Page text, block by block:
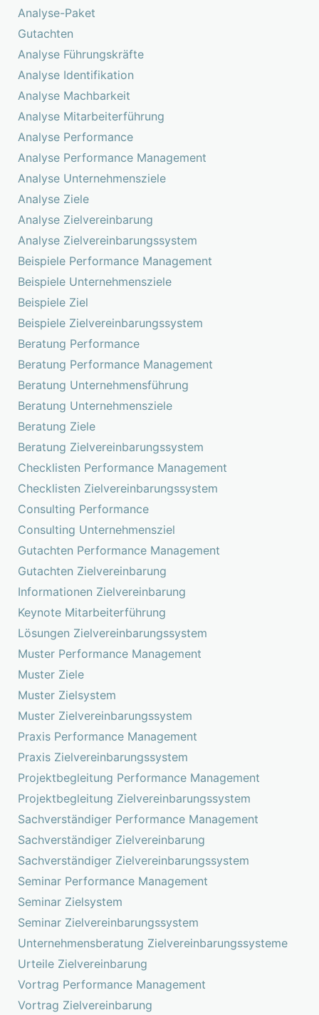
Analyse-Paket
Gutachten
Analyse Führungskräfte
Analyse Identifikation
Analyse Machbarkeit
Analyse Mitarbeiterführung
Analyse Performance
Analyse Performance Management
Analyse Unternehmensziele
Analyse Ziele
Analyse Zielvereinbarung
Analyse Zielvereinbarungssystem
Beispiele Performance Management
Beispiele Unternehmensziele
Beispiele Ziel
Beispiele Zielvereinbarungssystem
Beratung Performance
Beratung Performance Management
Beratung Unternehmensführung
Beratung Unternehmensziele
Beratung Ziele
Beratung Zielvereinbarungssystem
Checklisten Performance Management
Checklisten Zielvereinbarungssystem
Consulting Performance
Consulting Unternehmensziel
Gutachten Performance Management
Gutachten Zielvereinbarung
Informationen Zielvereinbarung
Keynote Mitarbeiterführung
Lösungen Zielvereinbarungssystem
Muster Performance Management
Muster Ziele
Muster Zielsystem
Muster Zielvereinbarungssystem
Praxis Performance Management
Praxis Zielvereinbarungssystem
Projektbegleitung Performance Management
Projektbegleitung Zielvereinbarungssystem
Sachverständiger Performance Management
Sachverständiger Zielvereinbarung
Sachverständiger Zielvereinbarungssystem
Seminar Performance Management
Seminar Zielsystem
Seminar Zielvereinbarungssystem
Unternehmensberatung Zielvereinbarungssysteme
Urteile Zielvereinbarung
Vortrag Performance Management
Vortrag Zielvereinbarung